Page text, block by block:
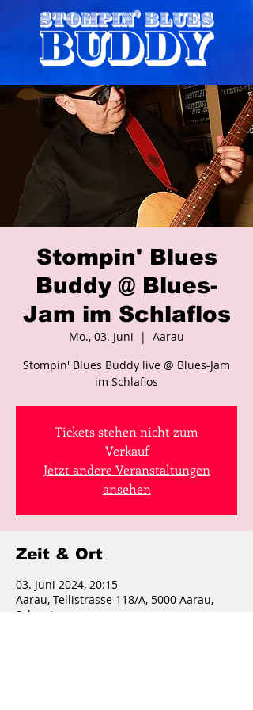
Stompin' Blues
Buddy @ Blues-
Jam im Schlaflos
Mo., 03. Juni
  |
Aarau
Stompin' Blues Buddy live @ Blues-Jam
im Schlaflos
Tickets stehen nicht zum
Verkauf
Jetzt andere Veranstaltungen
ansehen
Zeit & Ort
03. Juni 2024, 20:15
Aarau, Tellistrasse 118/A, 5000 Aarau,
Schweiz